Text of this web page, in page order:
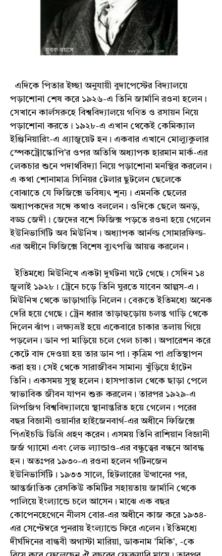
এদিকে পিতার ইচ্ছা অনুযায়ী বুদাপেস্টের বিদ্যালয়ে
পড়াশোনা শেষ করে ১৯২৬-এ তিনি জার্মানি রওনা হলেন।
সেখানে কার্লসরুহে বিশ্ববিদ্যালয়ে গণিত ও রসায়ন নিয়ে
পড়াশোনা করতে। ১৯২৮-এ এখান থেকেই কেমিক্যাল
ইঞ্জিনিয়ারিং-এ গ্র্যাজুয়েট হন। একবার এখানে মোল্যুকুলার
স্পেকট্রোস্কোপি'র ওপর অতিথি অধ্যাপক হারমান মার্ক-এর
লেকচার শুনে পদার্থবিদ্যা নিয়ে পড়াশোনা মনস্থির করলেন।
এ কথা শোনামাত্র সিনিয়র টেলার ছুটলেন ছেলেকে
বোঝাতে যে ফিজিক্সে ভবিষ্যৎ শূন্য। এমনকি ছেলের
অধ্যাপকদের সঙ্গে কথাও বললেন। ওদিকে ছেলে অনড়,
বড্ড জেদী। জেদের বশে ফিজিক্স পড়তে রওনা হয়ে গেলেন
ইউনিভার্সিটি অব মিউনিখ। অধ্যাপক আর্নল্ড সোমারফিল্ড-
এর অধীনে ফিজিক্সে বিশেষ ব্যুৎপত্তি আয়ত্ত করলেন।
ইতিমধ্যে মিউনিখে একটা দুর্ঘটনা ঘটে গেছে। সেদিন ১৪
জুলাই ১৯২৮। ট্রেনে চড়ে তিনি ঘুরতে যাবেন আল্পস-এ।
মিউনিখ থেকে ভাড়াগাড়ি নিলেন। বেরুতে ইতিমধ্যে অনেক
দেরি হয়ে গেছে। ট্রেন ধরার তাড়াহুড়োয় চলন্ত গাড়ি থেকে
দিলেন ঝাঁপ। লক্ষ্যভ্রষ্ট হয়ে একেবারে চাকার তলায় গিয়ে
পড়লেন। ডান পা মাড়িয়ে চলে গেল চাকা। অপারেশন করে
কেটে বাদ দেওয়া হয় তার ডান পা। কৃত্রিম পা প্রতিস্থাপন
করা হয়। সেই থেকে সারাজীবন সামান্য খুঁড়িয়ে হাঁটেন
তিনি। একসময় সুস্থ হলেন। হাসপাতাল থেকে ছাড়া পেলে
স্বাভাবিক জীবন যাপন শুরু করলেন। তারপর ১৯২৯-এ
লিপজিগ বিশ্ববিদ্যালয়ে স্থানান্তরিত হয়ে গেলেন। প‍রের
বছর বিজ্ঞানী ওয়ার্নার হাইজেনবার্গ-এর অধীনে ফিজিক্সে
পিএইচডি ডিগ্রি গ্রহণ করেন। এসময় তিনি রাশিয়ান বিজ্ঞানী
জর্জ গ্যামো এবং লেভ ল্যান্ডাও-এর বন্ধুত্বের বন্ধনে আবদ্ধ
হন। অতঃপর ১৯৩০-এ রওনা হলেন গটিনজেন
ইউনিভার্সিটি। ১৯৩৩ সালে, হিটলারের উত্থানের পর,
আন্তর্জাতিক রেসকিউ কমিটির সহায়তায় জার্মানি থেকে
পালিয়ে ইংল্যান্ডে চলে আসেন। মাঝে এক বছর
কোপেনহেগেনে নীলস বোর-এর অধীনে কাজ করে ১৯৩৪-
এর সেপ্টেম্বরে পুনরায় ইংল্যান্ডে ফিরে এলেন। ইতিমধ্যে
দীর্ঘদিনের বান্ধবী অগাস্টা মারিয়া, ডাকনাম 'মিকি', -কে